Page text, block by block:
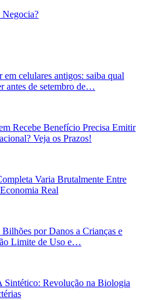
celulares antigos: saiba qual
antes de setembro de…
Recebe Benefício Precisa Emitir
Veja os Prazos!
Varia Brutalmente Entre
Real
por Danos a Crianças e
Limite de Uso e…
Revolução na Biologia